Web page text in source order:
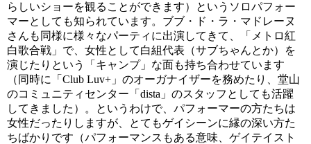
らしいショーを観ることができます）というソロパフォー
マーとしても知られています。ブブ・ド・ラ・マドレーヌ
さんも同様に様々なパーティに出演してきて、「メトロ紅
白歌合戦」で、女性として白組代表（サブちゃんとか）を
演じたりという「キャンプ」な面も持ち合わせています
（同時に「Club Luv+」のオーガナイザーを務めたり、堂山
のコミュニティセンター「dista」のスタッフとしても活躍
してきました）。というわけで、パフォーマーの方たちは
女性だったりしますが、とてもゲイシーンに縁の深い方た
ちばかりです（パフォーマンスもある意味、ゲイテイスト